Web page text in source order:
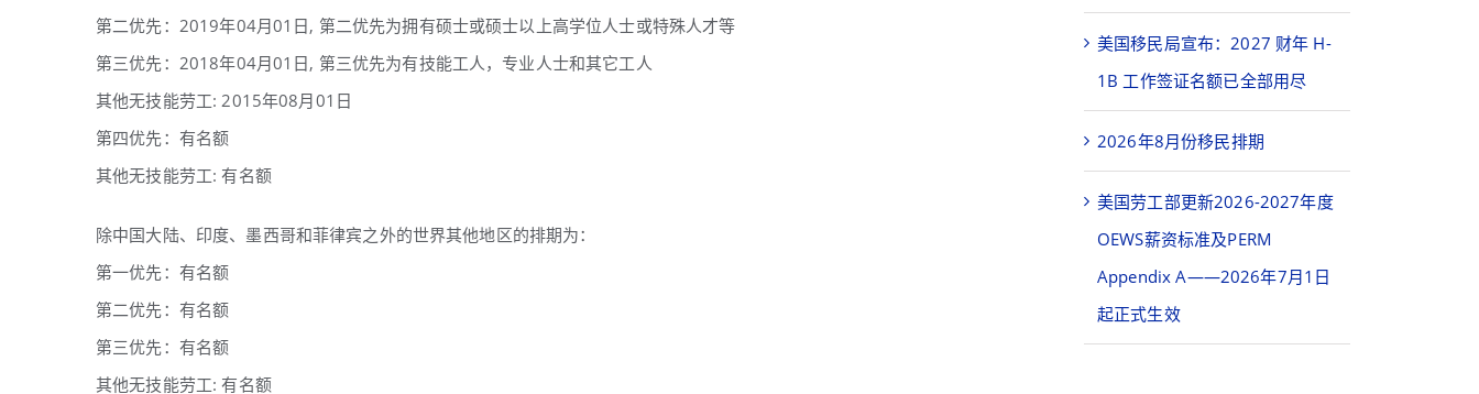
第二优先：2019年04月01日, 第二优先为拥有硕士或硕士以上高学位人士或特殊人才等
第三优先：2018年04月01日, 第三优先为有技能工人，专业人士和其它工人
其他无技能劳工: 2015年08月01日
第四优先：有名额
其他无技能劳工: 有名额
除中国大陆、印度、墨西哥和菲律宾之外的世界其他地区的排期为：
第一优先：有名额
第二优先：有名额
第三优先：有名额
其他无技能劳工: 有名额
美国移民局宣布：2027 财年 H-
1B 工作签证名额已全部用尽
2026年8月份移民排期
美国劳工部更新2026-2027年度
OEWS薪资标准及PERM
Appendix A——2026年7月1日
起正式生效